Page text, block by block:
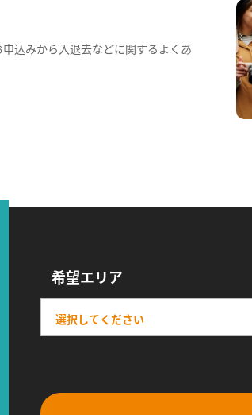
込みから入退去などに関するよくあ
希望エリア